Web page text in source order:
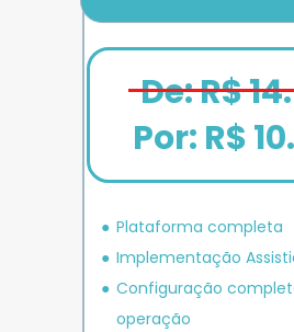
Plataforma completa
Implementação
Configuração
operação
De: R$
Por: R$